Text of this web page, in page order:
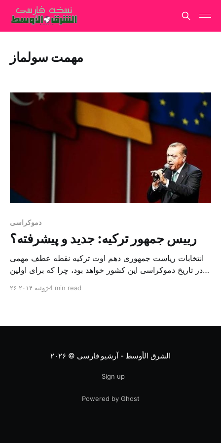
مهمت سولماز
دموکراسی
رییس جمهور ترکیه: جدید و پیشرفته؟
انتخابات ریاست جمهوری دهم اوت ترکیه نقطه عطف مهمی
در تاریخ دموکراسی این کشور خواهد بود، چرا که برای اولین
آرای مردمی انتخاب شود. پس از حدود دو سال بحث مفصل،
۲۶ ژوئیه ۲۰۱۴4 min read
الشرق الأوسط - آرشیو فارسی © ۲۰۲۶
Sign up
Powered by Ghost